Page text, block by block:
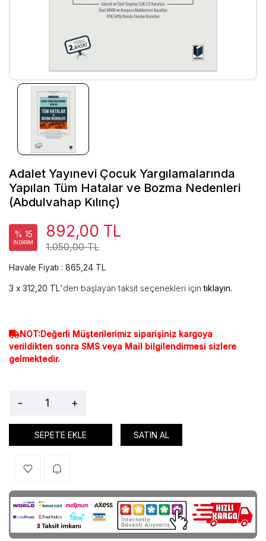
Adalet Yayınevi Çocuk Yargılamalarında
Yapılan Tüm Hatalar ve Bozma Nedenleri
(Abdulvahap Kılınç)
% 15
İNDİRİM 1.050,00 TL
892,00 TL
Havale Fiyatı : 865,24 TL
312,20 TL'den başlayan taksit seçenekleri içintıklayın.
NOT:Değerli Müşterilerimiz siparişiniz kargoya
verildikten sonra SMS veya Mail bilgilendirmesi sizlere
gelmektedir.
- +
SEPETE EKLE SATIN AL